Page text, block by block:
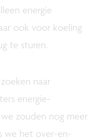
energie
ook voor koeling
te sturen.
naar
energie-
zouden nog meer
we het over-en-